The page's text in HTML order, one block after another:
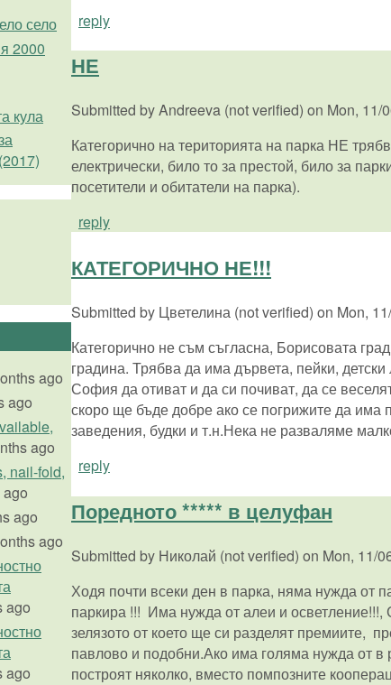
reply
НЕ
Submitted byAndreeva (not verified) on Mon, 11/
Категорично на територията на парка НЕ
електрически, било то за престой, било за
посетители и обитатели на парка).
reply
КАТЕГОРИЧНО НЕ!!!
Submitted by Цветелина (not verified) on Mon,
Категорично не съм съгласна, Борисовата
градина. Трябва да има дървета, пейки,
София да отиват и да си почиват, да се
скоро ще бъде добре ако се погрижите да има
заведения, будки и т.н.Нека не разваляме
reply
Поредното ***** в целуфан
Submitted by Николай (not verified) on Mon, 11/
Ходя почти всеки ден в парка, няма нужда от
паркира !!! Има нужда от алеи и осветление!!!,
зелязото от което ще си разделят премиите,
павлово и подобни.Ако има голяма нужда от
построят няколко, вместо помпозните
село
2000
кула
ago
ago
ago
nail-fold,
ago
ago
ago
ago